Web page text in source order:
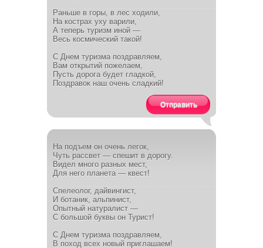
Раньше в горы, в лес ходили,
На кострах уху варили,
А теперь туризм иной —
Весь космический такой!
С Днем туризма поздравляем,
Вам открытий пожелаем,
Пусть дорога будет гладкой,
Поздравок наш очень сладкий!
Отправить
На подъем он очень легок,
Чуть рассвет — спешит в дорогу.
Видел много разных мест,
Для него планета — квест!
Спелеолог, дайвингист,
И ботаник, альпинист,
Опытный натуралист —
С большой буквы он Турист!
С Днем туризма поздравляем,
В поход всех новый приглашаем!